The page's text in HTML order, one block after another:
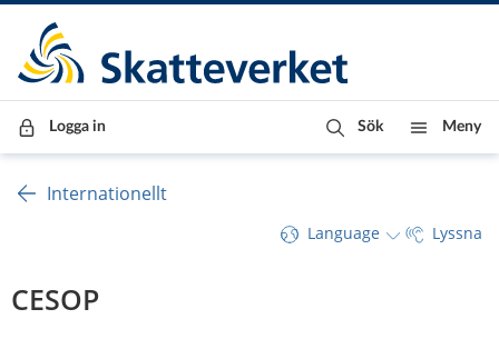
Till innehåll
Till navigationen
Till chattrobot
Logga in Sök Meny
Internationellt
Language Lyssna
CESOP